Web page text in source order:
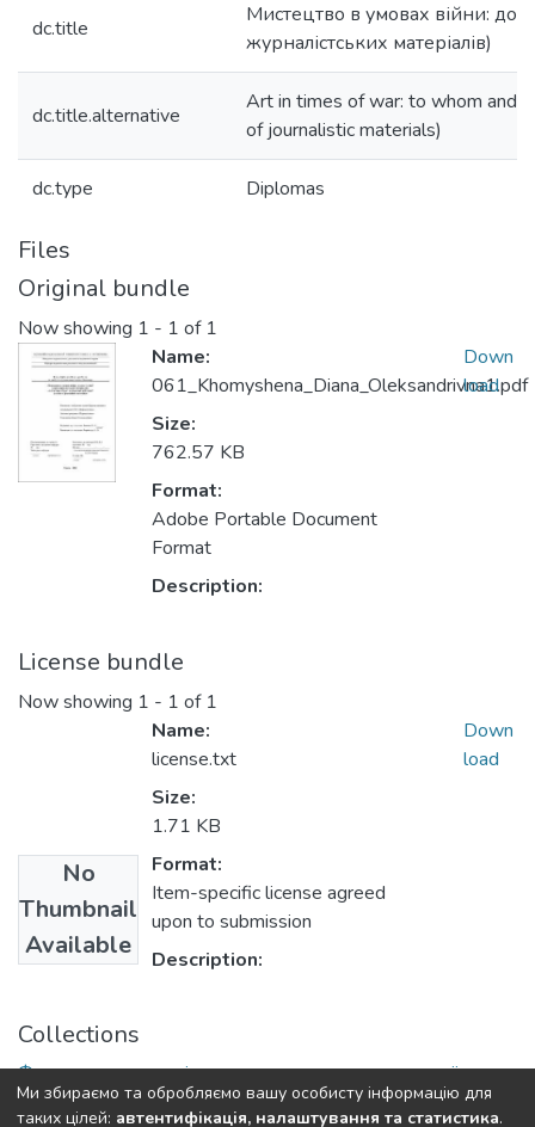
dc.title
Мистецтво в умовах війни: до
журналістських матеріалів)
dc.title.alternative
Art in times of war: to whom and
of journalistic materials)
dc.type Diplomas
Files
Original bundle
Now showing 1 - 1 of 1
Name:
061_Khomyshena_Diana_Oleksandrivna1.pdf
Size:
762.57 KB
Format:
Adobe Portable Document
Format
Description:
Down
load
License bundle
Now showing 1 - 1 of 1
No
Thumbnail
Available
Name:
license.txt
Size:
1.71 KB
Format:
Item-specific license agreed
upon to submission
Description:
Down
load
Collections
Факультет журналістики, реклами та видавничої
справи
Ми збираємо та обробляємо вашу особисту інформацію для
таких цілей: автентифікація, налаштування та статистика.